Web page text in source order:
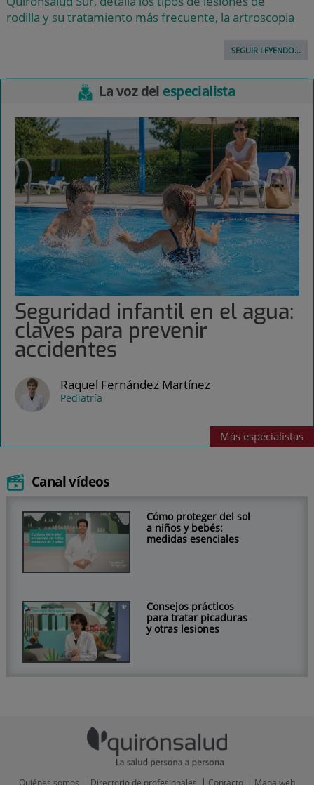
rodilla y su tratamiento más frecuente, la artroscopia
SEGUIR LEYENDO...
La voz del especialista
Seguridad infantil en el agua:
claves para prevenir
accidentes
Raquel Fernández Martínez
Pediatría
Más especialistas
Canal vídeos
Cómo proteger del sol
a niños y bebés:
medidas esenciales
Consejos prácticos
para tratar picaduras
y otras lesiones
Quiénes somos Directorio de profesionales Contacto Mapa web